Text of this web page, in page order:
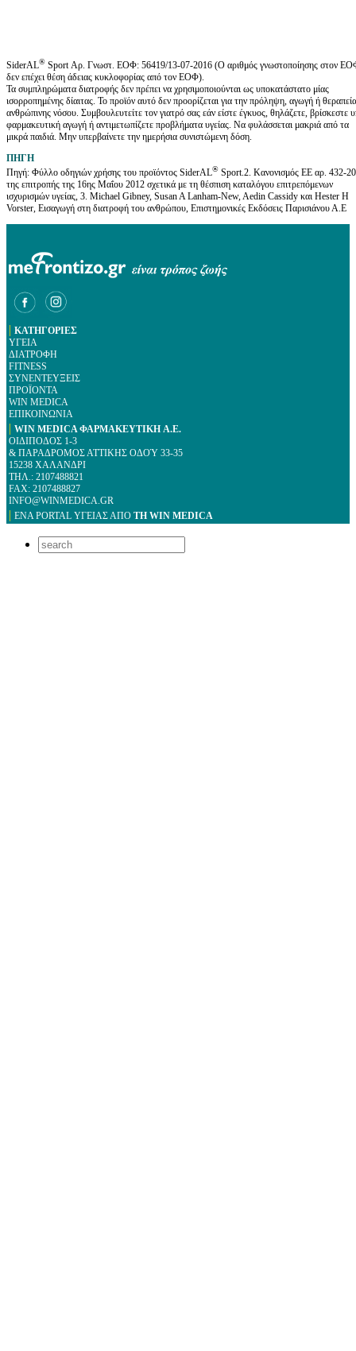
SiderAL® Sport Αρ. Γνωστ. ΕΟΦ: 56419/13-07-2016 (Ο αριθμός γνωστοποίησης στον
δεν επέχει θέση άδειας κυκλοφορίας από τον ΕΟΦ).
Τα συμπληρώματα διατροφής δεν πρέπει να χρησιμοποιούνται ως υποκατάστατο μίας
ισορροπημένης δίαιτας. Το προϊόν αυτό δεν προορίζεται για την πρόληψη, αγωγή ή θεραπεία
ανθρώπινης νόσου. Συμβουλευτείτε τον γιατρό σας εάν είστε έγκυος, θηλάζετε, βρίσκεστε
φαρμακευτική αγωγή ή αντιμετωπίζετε προβλήματα υγείας. Να φυλάσσεται μακριά από τα
μικρά παιδιά. Μην υπερβαίνετε την ημερήσια συνιστώμενη δόση.
ΠΗΓΗ
Πηγή: Φύλλο οδηγιών χρήσης του προϊόντος SiderAL® Sport.2. Κανονισμός ΕΕ αρ. 432-
της επιτροπής της 16ης Μαΐου 2012 σχετικά με τη θέσπιση καταλόγου επιτρεπόμενων
ισχυρισμών υγείας, 3. Michael Gibney, Susan A Lanham-New, Aedin Cassidy και Hester H
Vorster, Εισαγωγή στη διατροφή του ανθρώπου, Επιστημονικές Εκδόσεις Παρισιάνου Α.Ε
| ΚΑΤΗΓΟΡΙΕΣ
ΥΓΕΙΑ
ΔΙΑΤΡΟΦΗ
FITNESS
ΣΥΝΕΝΤΕΥΞΕΙΣ
ΠΡΟΪΟΝΤΑ
WIN MEDICA
ΕΠΙΚΟΙΝΩΝΙΑ
| WIN MEDICA ΦΑΡΜΑΚΕΥΤΙΚΗ A.E.
ΟΙΔΙΠΟΔΟΣ 1-3
& ΠΑΡΑΔΡΟΜΟΣ ΑΤΤΙΚΗΣ ΟΔΟΎ 33-35
15238 ΧΑΛΑΝΔΡΙ
ΤΗΛ.: 2107488821
FAX: 2107488827
INFO@WINMEDICA.GR
| ΕΝΑ PORTAL YΓΕΙΑΣ ΑΠΟ ΤΗ WIN MEDICA